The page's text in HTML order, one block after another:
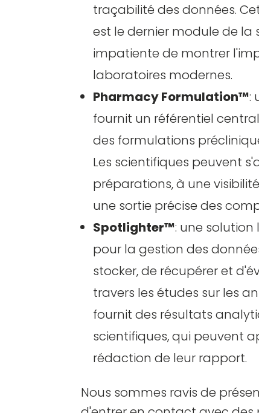
traçabilité des données.
est le dernier module de la
impatiente de montrer
laboratoires modernes.
Pharmacy Formulation™:
fournit un référentiel
des formulations
Les scientifiques peuvent
préparations, à une
une sortie précise des
Spotlighter™: une
pour la gestion des
stocker, de récupérer et
travers les études sur les
fournit des résultats
scientifiques, qui peuvent
rédaction de leur rapport.
Nous sommes ravis de